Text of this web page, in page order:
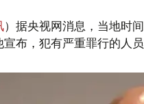
）据央视网消息，当地时
布，犯有严重罪行的人员